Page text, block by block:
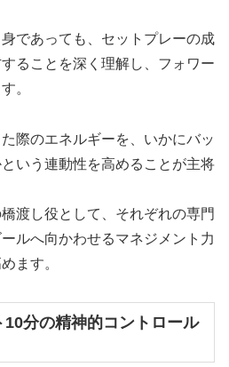
であっても、セットプレーの成
ることを深く理解し、フォワー
。
際のエネルギーを、いかにバッ
いう連動性を高めることが主将
渡し役として、それぞれの専門
ルへ向かわせるマネジメント力
ます。
分の精神的コントロール